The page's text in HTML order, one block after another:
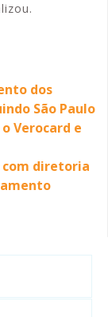
dos
São Paulo
Verocard e
com diretoria